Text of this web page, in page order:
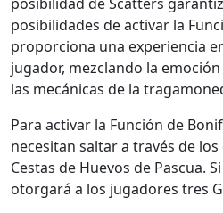
posi­bil­i­dades de acti­var la
pro­por­ciona una expe­ri­en­cia
jugador, mez­clan­do la
las mecáni­cas de la
Para acti­var la Fun­ción de
nece­si­tan saltar a través de
Ces­tas de Huevos de Pas­cua.
otor­gará a los jugadores tres